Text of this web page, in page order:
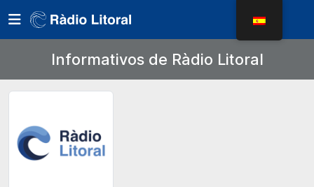
Informativos de Ràdio Litoral